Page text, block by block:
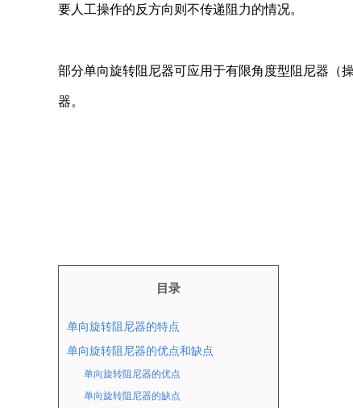
要人工操作的反方向则不传递阻力的情况。
部分单向旋转阻尼器可应用于有限角度型阻尼器（
器。
目录
单向旋转阻尼器的特点
单向旋转阻尼器的优点和缺点
单向旋转阻尼器的优点
单向旋转阻尼器的缺点